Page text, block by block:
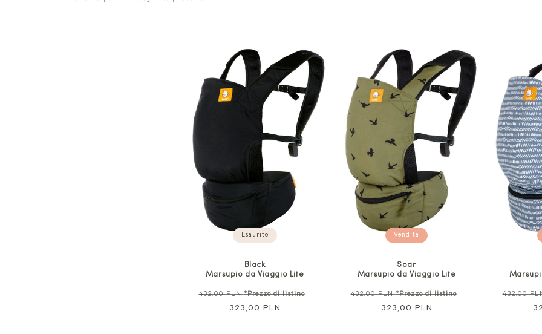
Esaurito
Black
Marsupio da Viaggio Lite
Prezzo
normale
432,00 PLN*Prezzo di listino
323,00 PLN
Vendita
Soar
Marsupio da Viaggio Lite
Prezzo
normale
432,00 PLN*Prezzo di listino
323,00 PLN
Prezzo
normale
432,00